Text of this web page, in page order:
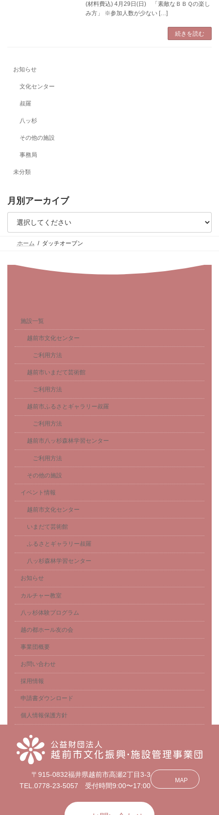
(材料費込) 4月29日(日) 「素敵なＢＢＱの楽し
み方」 ※参加人数が少ない […]
続きを読む
お知らせ
文化センター
叔羅
八ッ杉
その他の施設
事務局
未分類
月別アーカイブ
ホーム ダッチオーブン
施設一覧
越前市文化センター
ご利用方法
越前市いまだて芸術館
ご利用方法
越前市ふるさとギャラリー叔羅
ご利用方法
越前市八ッ杉森林学習センター
ご利用方法
その他の施設
イベント情報
越前市文化センター
いまだて芸術館
ふるさとギャラリー叔羅
八ッ杉森林学習センター
お知らせ
カルチャー教室
八ッ杉体験プログラム
越の都ホール友の会
事業団概要
お問い合わせ
採用情報
申請書ダウンロード
個人情報保護方針
〒915-0832福井県越前市高瀬2丁目3-3
TEL.0778-23-5057 受付時間9:00〜17:00
MAP